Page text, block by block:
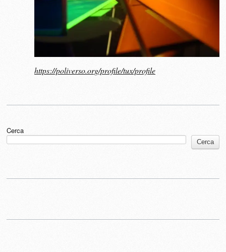
https://poliverso.org/profile/tux/profile
Cerca
Cerca